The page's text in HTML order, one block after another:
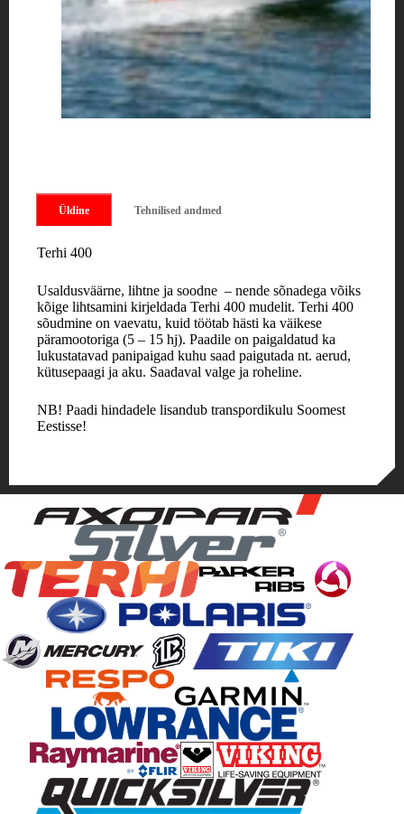
Üldine Tehnilised andmed
Terhi 400
Usaldusväärne, lihtne ja soodne – nende sõnadega võiks
kõige lihtsamini kirjeldada Terhi 400 mudelit. Terhi 400
sõudmine on vaevatu, kuid töötab hästi ka väikese
päramootoriga (5 – 15 hj). Paadile on paigaldatud ka
lukustatavad panipaigad kuhu saad paigutada nt. aerud,
kütusepaagi ja aku. Saadaval valge ja roheline.
NB! Paadi hindadele lisandub transpordikulu Soomest
Eestisse!